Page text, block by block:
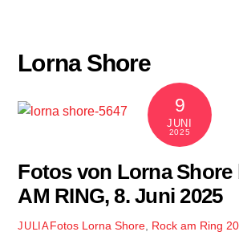
Lorna Shore
9
JUNI
2025
Fotos von Lorna Shore
AM RING, 8. Juni 2025
JULIAFotos Lorna Shore, Rock am Ring